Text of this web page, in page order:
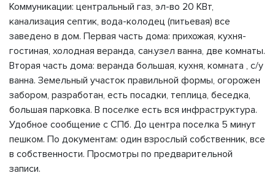
Коммуникации: центральный газ, эл-во 20 КВт,
канализация септик, вода-колодец (питьевая) все
заведено в дом. Первая часть дома: прихожая, кухня-
гостиная, холодная веранда, сан.узел ванна, две комнаты.
Вторая часть дома: веранда большая, кухня, комната , с/у
ванна. Земельный участок правильной формы, огорожен
забором, разработан, есть посадки, теплица, беседка,
большая парковка. В поселке есть вся инфраструктура.
Удобное сообщение с СПб. До центра поселка 5 минут
пешком. По документам: один взрослый собственник, все
в собственности. Просмотры по предварительной
записи.